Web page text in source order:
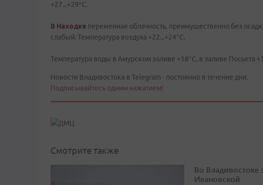
+27...+29°C.
В Находке переменная облачность, преимущественно без
слабый. Температура воздуха +22...+24°C.
Температура воды в Амурском заливе +18°C, в заливе Посьета
Новости Владивостока в Telegram - постоянно в течение дня.
Подписывайтесь одним нажатием!
Смотрите также
Во Владивостоке
Ивановской